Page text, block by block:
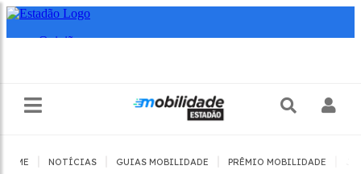
HOME NOTÍCIAS GUIAS MOBILIDADE PRÊMIO MOBILIDADE